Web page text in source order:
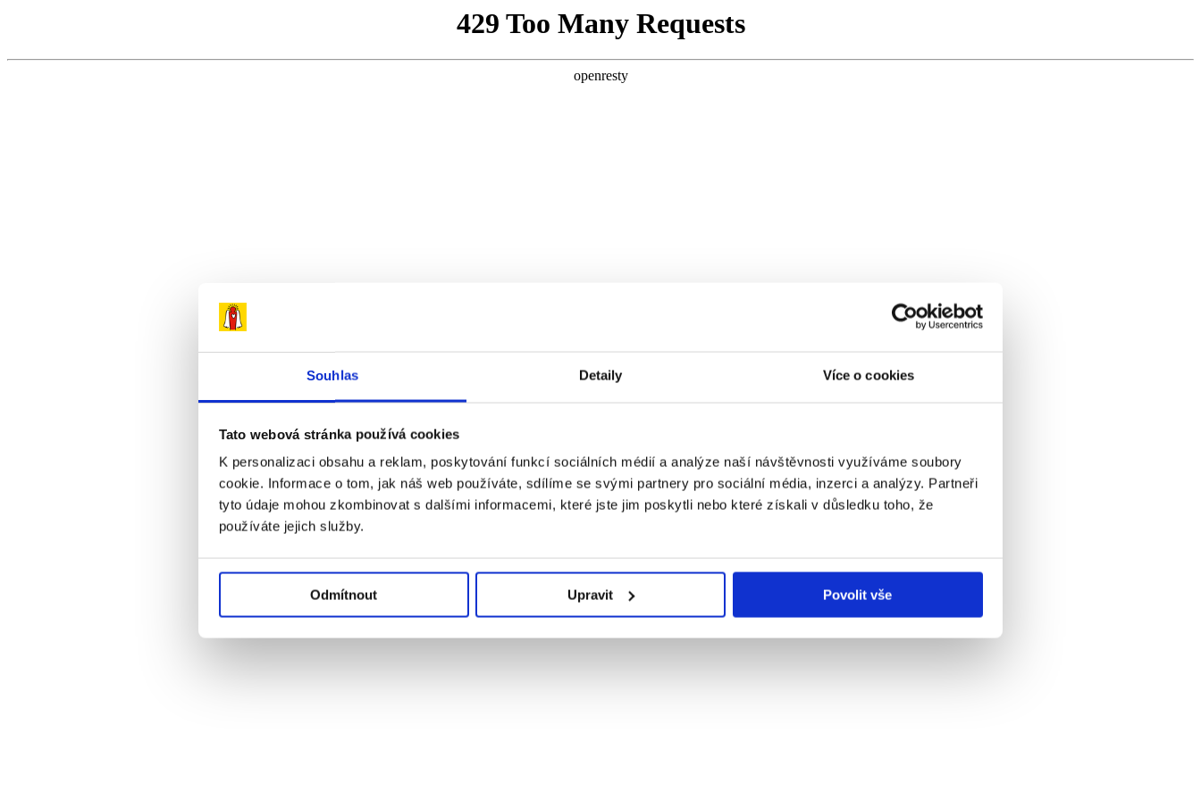
Souhlas Detaily Více o cookies
Tato webová stránka používá cookies
K personalizaci obsahu a reklam, poskytování funkcí sociálních médií a analýze naší návštěvnosti využíváme soubory
cookie. Informace o tom, jak náš web používáte, sdílíme se svými partnery pro sociální média, inzerci a analýzy. Partneři
tyto údaje mohou zkombinovat s dalšími informacemi, které jste jim poskytli nebo které získali v důsledku toho, že
používáte jejich služby.
Odmítnout Upravit Povolit vše